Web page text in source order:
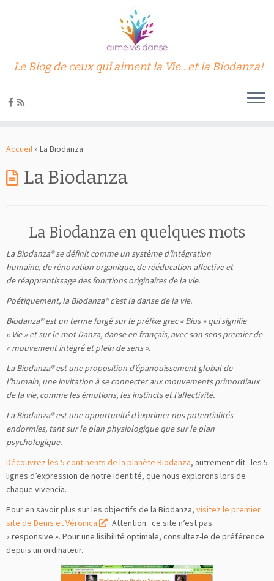
au
Le Blog de ceux qui aiment la Vie…et la Biodanza!
Accueil» La Biodanza
La Biodanza
La Biodanza en quelques mots
La Biodanza® se définit comme un système d’intégration
humaine, de rénovation organique, de rééducation affective et
de réapprentissage des fonctions originaires de la vie.
Poétiquement, la Biodanza® c’est la danse de la vie.
Biodanza® est un terme forgé sur le préfixe grec « Bios » qui signifie
« Vie » et sur le mot Danza, danse en français, avec son sens premier de
« mouvement intégré et plein de sens ».
La Biodanza® est une proposition d’épanouissement global de
l’humain, une invitation à se connecter aux mouvements primordiaux
de la vie, comme les émotions, les instincts et l’affectivité.
La Biodanza® est une opportunité d’exprimer nos potentialités
endormies, tant sur le plan physiologique que sur le plan
psychologique.
Découvrez les 5 continents de la planète Biodanza, autrement dit : les 5
lignes d’expression de notre identité, que nous explorons lors de
chaque vivencia.
Pour en savoir plus sur les objectifs de la Biodanza, visitez le premier
site de Denis et Véronica
. Attention : ce site n’est pas
« responsive ». Pour une lisibilité optimale, consultez-le de préférence
depuis un ordinateur.